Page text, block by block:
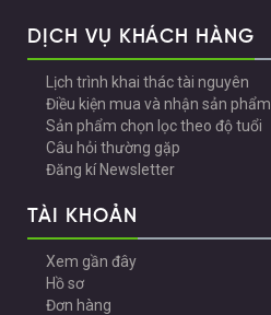
DỊCH VỤ KHÁCH HÀNG
Lịch trình khai thác tài nguyên
Điều kiện mua và nhận sản phẩm
Sản phẩm chọn lọc theo độ tuổi
Câu hỏi thường gặp
Đăng kí Newsletter
TÀI KHOẢN
Xem gần đây
Hồ sơ
Đơn hàng